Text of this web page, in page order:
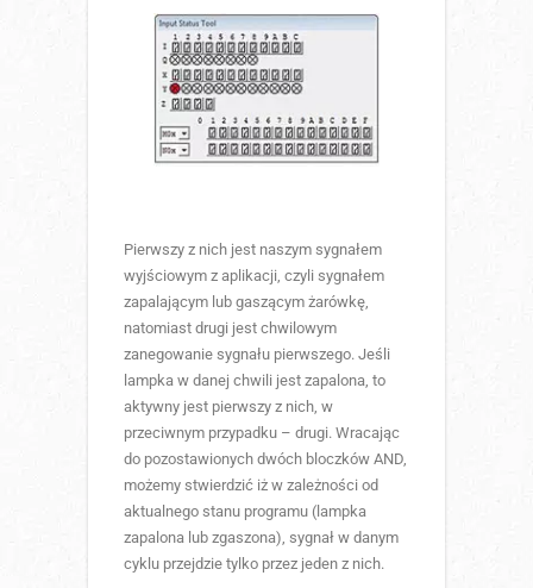
Pierwszy z nich jest naszym sygnałem
wyjściowym z aplikacji, czyli sygnałem
zapalającym lub gaszącym żarówkę,
natomiast drugi jest chwilowym
zanegowanie sygnału pierwszego. Jeśli
lampka w danej chwili jest zapalona, to
aktywny jest pierwszy z nich, w
przeciwnym przypadku – drugi. Wracając
do pozostawionych dwóch bloczków AND,
możemy stwierdzić iż w zależności od
aktualnego stanu programu (lampka
zapalona lub zgaszona), sygnał w danym
cyklu przejdzie tylko przez jeden z nich.